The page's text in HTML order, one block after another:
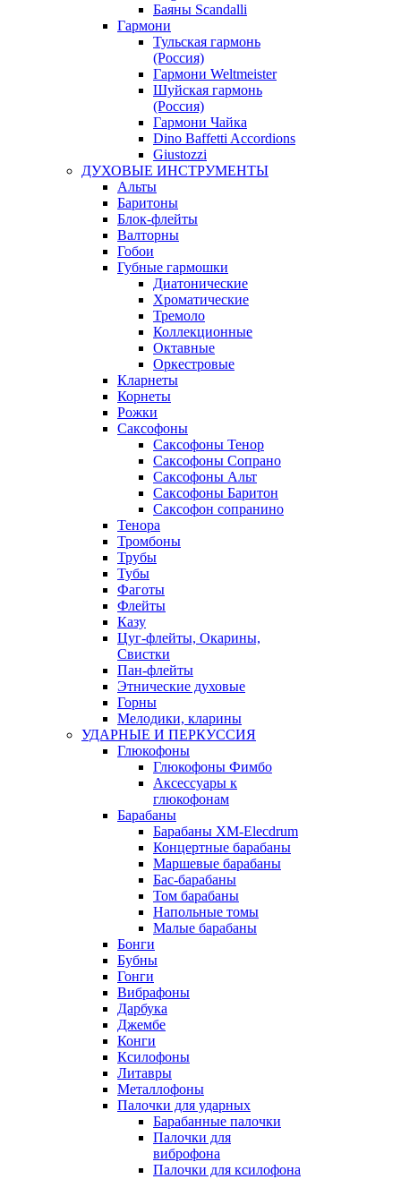
Баяны Scandalli
Гармони
Тульская гармонь
(Россия)
Гармони Weltmeister
Шуйская гармонь
(Россия)
Гармони Чайка
Dino Baffetti Accordions
Giustozzi
ДУХОВЫЕ ИНСТРУМЕНТЫ
Альты
Баритоны
Блок-флейты
Валторны
Гобои
Губные гармошки
Диатонические
Хроматические
Тремоло
Коллекционные
Октавные
Оркестровые
Кларнеты
Корнеты
Рожки
Саксофоны
Саксофоны Тенор
Саксофоны Сопрано
Саксофоны Альт
Саксофоны Баритон
Саксофон сопранино
Тенора
Тромбоны
Трубы
Тубы
Фаготы
Флейты
Казу
Цуг-флейты, Окарины,
Свистки
Пан-флейты
Этнические духовые
Горны
Мелодики, кларины
УДАРНЫЕ И ПЕРКУССИЯ
Глюкофоны
Глюкофоны Фимбо
Аксессуары к
глюкофонам
Барабаны
Барабаны XM-Elecdrum
Концертные барабаны
Маршевые барабаны
Бас-барабаны
Том барабаны
Напольные томы
Малые барабаны
Бонги
Бубны
Гонги
Вибрафоны
Дарбука
Джембе
Конги
Ксилофоны
Литавры
Металлофоны
Палочки для ударных
Барабанные палочки
Палочки для
виброфона
Палочки для ксилофона